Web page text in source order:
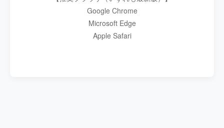
Google Chrome
Microsoft Edge
Apple Safari